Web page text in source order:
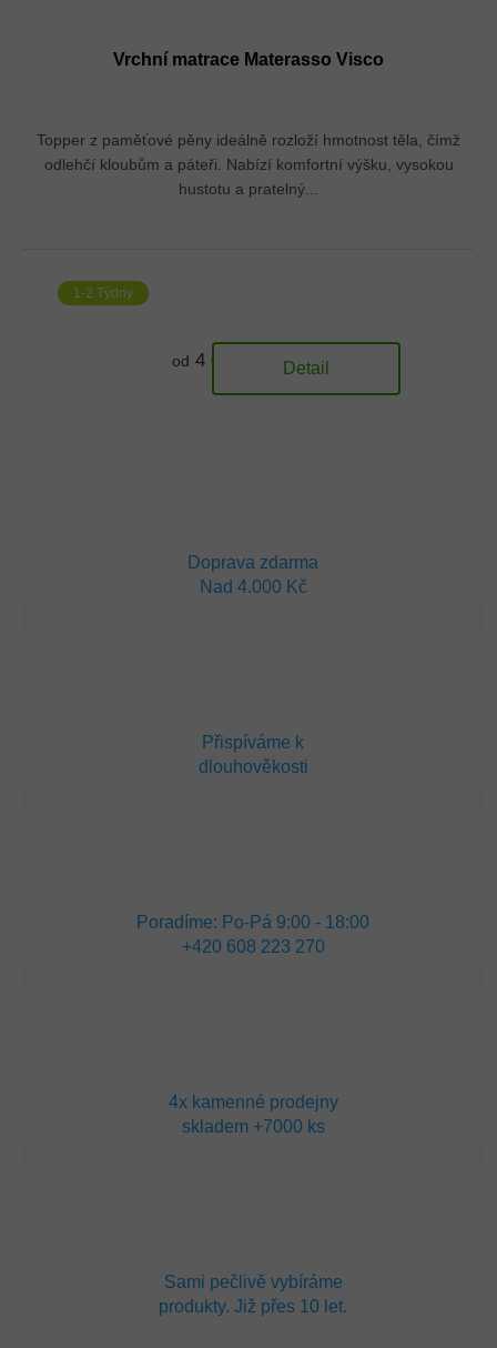
Vrchní matrace Materasso Visco
Topper z paměťové pěny ideálně rozloží hmotnost těla, čímž
odlehčí kloubům a páteři. Nabízí komfortní výšku, vysokou
hustotu a pratelný...
1-2 Týdny
od 4 070 Kč Detail
Doprava zdarma
Nad 4.000 Kč
Přispíváme k
dlouhověkosti
Poradíme: Po-Pá 9:00 - 18:00
+420 608 223 270
4x kamenné prodejny
skladem +7000 ks
Sami pečlivě vybíráme
produkty. Již přes 10 let.